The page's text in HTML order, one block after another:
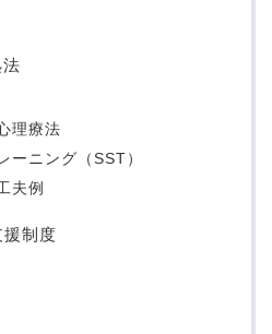
理療法
ーニング（SST）
夫例
制度